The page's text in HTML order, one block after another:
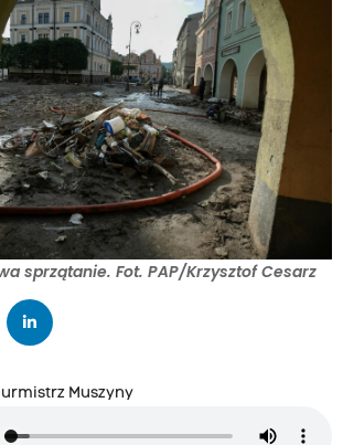
sprzątanie. Fot. PAP/Krzysztof Cesarz
Muszyny